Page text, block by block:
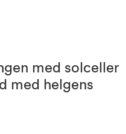
med solceller
med helgens